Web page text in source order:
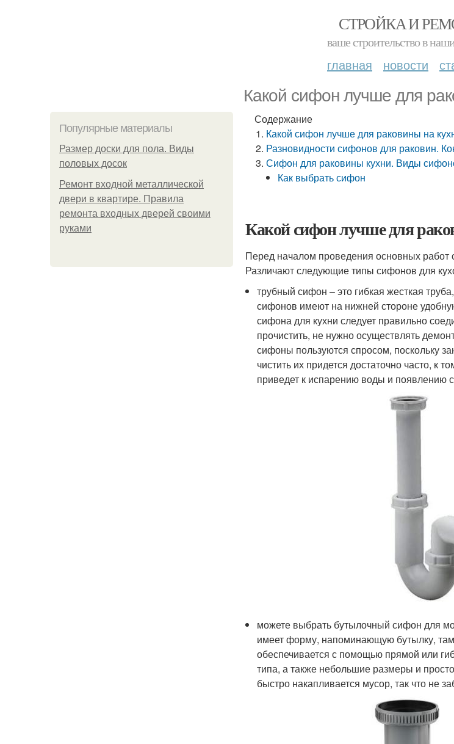
СТРОЙКА И
ваше строительство в
главная новости
Какой сифон лучше для
Популярные материалы
Размер доски для пола. Виды
половых досок
Ремонт входной металлической
двери в квартире. Правила
ремонта входных дверей своими
руками
Содержание
Какой сифон лучше для раковины на
Разновидности сифонов для раковин.
Сифон для раковины кухни. Виды
Как выбрать сифон
Какой сифон лучше для
Перед началом проведения основных работ
Различают следующие типы сифонов для
трубный сифон – это гибкая жесткая
сифонов имеют на нижней стороне
сифона для кухни следует правильно
прочистить, не нужно осуществлять
сифоны пользуются спросом, поскольку
чистить их придется достаточно часто, к
приведет к испарению воды и появлению
можете выбрать бутылочный сифон для
имеет форму, напоминающую бутылку,
обеспечивается с помощью прямой или
типа, а также небольшие размеры и
быстро накапливается мусор, так что не